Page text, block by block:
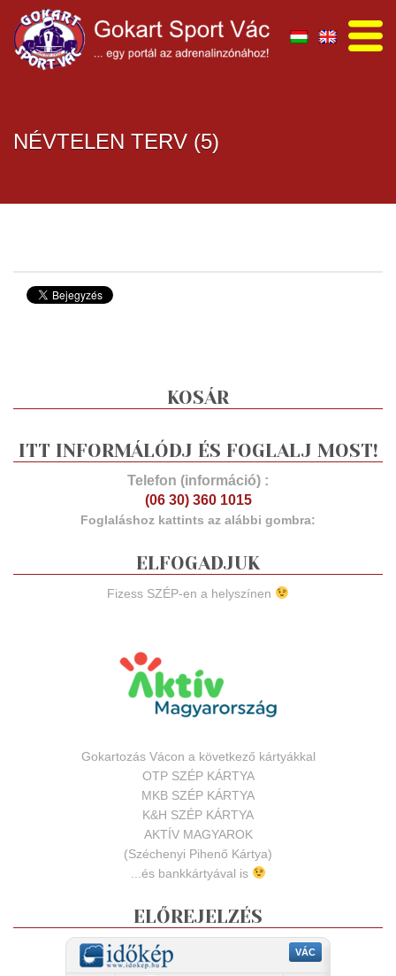
NÉVTELEN TERV (5)
KOSÁR
ITT INFORMÁLÓDJ ÉS FOGLALJ MOST!
Telefon (információ) :
(06 30) 360 1015
Foglaláshoz kattints az alábbi gombra:
ELFOGADJUK
Fizess SZÉP-en a helyszínen
Gokartozás Vácon a következő kártyákkal
OTP SZÉP KÁRTYA
MKB SZÉP KÁRTYA
K&H SZÉP KÁRTYA
AKTÍV MAGYAROK
(Széchenyi Pihenő Kártya)
...és bankkártyával is
ELŐREJELZÉS